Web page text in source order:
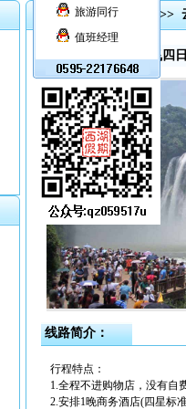
旅游同行
值班经理
首页>>旅游线路 >>
品质|泉州到贵州双飞四
线路简介：
行程特点：
1.全程不进购物店，没有自
2.安排1晚商务酒店(四星标